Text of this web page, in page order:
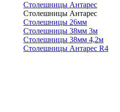
Столешницы Антарес
Столешницы Антарес
Столешницы 26мм
Столешницы 38мм 3м
Столешницы 38мм 4,2м
Столешницы Антарес R4